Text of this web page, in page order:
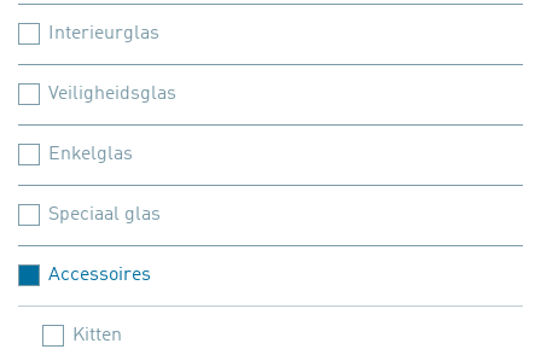
Interieurglas
Veiligheidsglas
Enkelglas
Speciaal glas
Accessoires
Kitten